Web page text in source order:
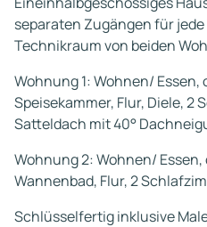
separaten Zugängen für
Technikraum von beiden
Wohnung 1: Wohnen/
Speisekammer, Flur, Diele, 2
Satteldach mit 40°
Wohnung 2: Wohnen/
Wannenbad, Flur, 2
Schlüsselfertig inklusive